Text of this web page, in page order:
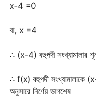
x-4 =0
বা, x =4
∴ (x-4) বহুপদী সংখ্যামালার
∴ f(x) বহুপদী সংখ্যামালাকে
অনুসারে নির্ণেয় ভাগশেষ